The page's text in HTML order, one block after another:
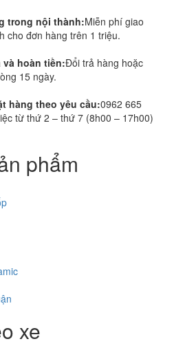
trong nội thành:Miễn phí giao
cho đơn hàng trên 1 triệu.
hoàn tiền:Đổi trả hàng hoặc
15 ngày.
hàng theo yêu cầu:0962 665
từ thứ 2 – thứ 7 (8h00 – 17h00)
phẩm
xe